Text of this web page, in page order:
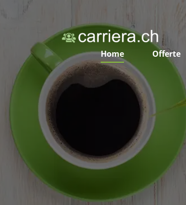
Home Offerte